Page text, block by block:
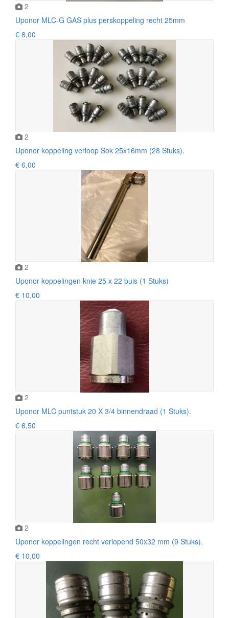
2
Uponor MLC-G GAS plus perskoppeling recht 25mm
€ 8,00
2
Uponor koppeling verloop Sok 25x16mm (28 Stuks).
€ 6,00
2
Uponor koppelingen knie 25 x 22 buis (1 Stuks)
€ 10,00
2
Uponor MLC puntstuk 20 X 3/4 binnendraad (1 Stuks).
€ 6,50
2
Uponor koppelingen recht verlopend 50x32 mm (9 Stuks).
€ 10,00